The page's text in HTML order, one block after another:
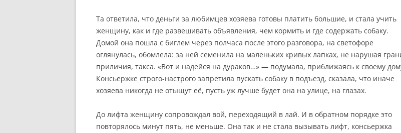
Та ответила, что деньги за любимцев хозяева готовы платить большие, и стала учить
женщину, как и где развешивать объявления, чем кормить и где содержать собаку.
Домой она пошла с биглем через полчаса после этого разговора, на светофоре
оглянулась, обомлела: за ней семенила на маленьких кривых лапках, не нарушая
приличия, такса. «Вот и надейся на дураков…» — подумала, приближаясь к своему
Консьержке строго-настрого запретила пускать собаку в подъезд, сказала, что иначе
хозяева никогда не отыщут её, пусть уж лучше будет она на улице, на глазах.
До лифта женщину сопровождал вой, переходящий в лай. И в обратном порядке это
повторялось минут пять, не меньше. Она так и не стала вызывать лифт, консьержка